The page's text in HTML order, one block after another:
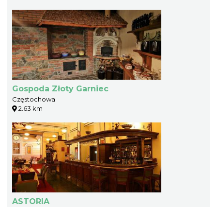
Gospoda Złoty Garniec
Częstochowa
2.63 km
ASTORIA